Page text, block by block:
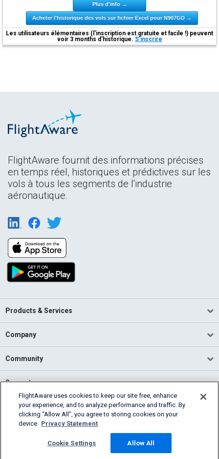
Plus d'info →
Acheter l'historique des vols sur fichier Excel pour N907GD →
Les utilisateurs élémentaires (l'inscription est gratuite et facile !) peuvent
voir 3 months d'historique. S'inscrire
FlightAware fournit des informations précises
en temps réel, historiques et prédictives sur les
vols à tous les segments de l'industrie
aéronautique.
Products & Services
Company
Community
Support
English (USA)
2026 FlightAware
Cookie Settings
FlightAware uses cookies to keep our site free, enhance
your experience, and to analyze performance and traffic. By
clicking “Allow All”, you agree to storing cookies on your
device. Privacy Statement
Cookie Settings Allow All